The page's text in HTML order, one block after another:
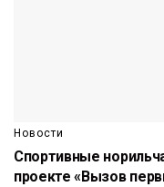
Новости
Спортивные
проекте «Вызов